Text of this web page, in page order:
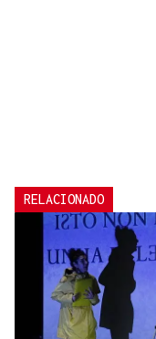
RELACIONADO